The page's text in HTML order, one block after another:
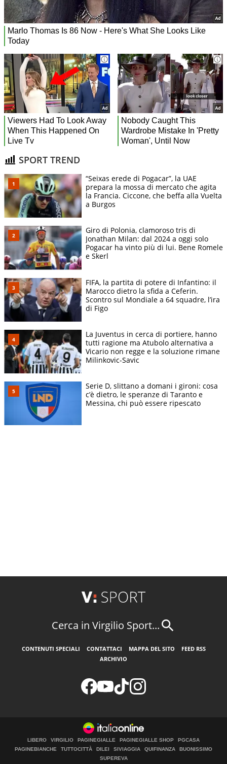
SPORT TREND
“Seixas erede di Pogacar”, la UAE
prepara la mossa di mercato che agita
la Francia. Ciccone, che beffa alla Vuelta
a Burgos
Giro di Polonia, clamoroso tris di
Jonathan Milan: dal 2024 a oggi solo
Pogacar ha vinto più di lui. Bene Romele
e Skerl
FIFA, la partita di potere di Infantino: il
Marocco dietro la sfida a Ceferin.
Scontro sul Mondiale a 64 squadre, l’ira
di Figo
La Juventus in cerca di portiere, hanno
tutti ragione ma Atubolo alternativa a
Vicario non regge e la soluzione rimane
Milinkovic-Savic
Serie D, slittano a domani i gironi: cosa
c’è dietro, le speranze di Taranto e
Messina, chi può essere ripescato
Cerca in Virgilio Sport...
CONTENUTI SPECIALI CONTATTACI MAPPA DEL SITO
FEED RSS
ARCHIVIO
LIBERO VIRGILIO PAGINEGIALLE PAGINEGIALLE SHOP
PGCASA
PAGINEBIANCHE
TUTTOCITTÀ DILEI SIVIAGGIA QUIFINANZA
BUONISSIMO
SUPEREVA